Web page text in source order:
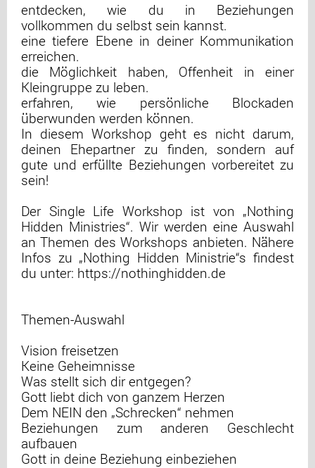
entdecken, wie du in Beziehungen
vollkommen du selbst sein kannst.
eine tiefere Ebene in deiner Kommunikation
erreichen.
die Möglichkeit haben, Offenheit in einer
Kleingruppe zu leben.
erfahren, wie persönliche Blockaden
überwunden werden können.
In diesem Workshop geht es nicht darum,
deinen Ehepartner zu finden, sondern auf
gute und erfüllte Beziehungen vorbereitet zu
sein!
Der Single Life Workshop ist von „Nothing
Hidden Ministries“. Wir werden eine Auswahl
an Themen des Workshops anbieten. Nähere
Infos zu „Nothing Hidden Ministrie“s findest
du unter: https://nothinghidden.de
Themen-Auswahl
Vision freisetzen
Keine Geheimnisse
Was stellt sich dir entgegen?
Gott liebt dich von ganzem Herzen
Dem NEIN den „Schrecken“ nehmen
Beziehungen zum anderen Geschlecht
aufbauen
Gott in deine Beziehung einbeziehen